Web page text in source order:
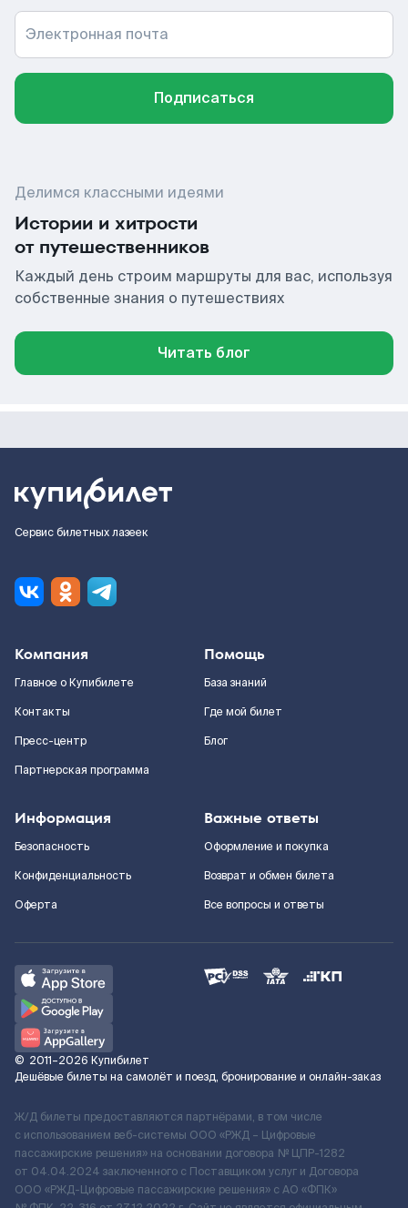
Электронная почта
Подписаться
Делимся классными идеями
Истории и хитрости
от путешественников
Каждый день строим маршруты для вас, используя
собственные знания о путешествиях
Читать блог
Сервис билетных лазеек
Компания
Главное о Купибилете
Контакты
Пресс-центр
Партнерская программа
Помощь
База знаний
Где мой билет
Блог
Информация
Безопасность
Конфиденциальность
Оферта
Важные ответы
Оформление и покупка
Возврат и обмен билета
Все вопросы и ответы
© 2011–2026 Купибилет
Дешёвые билеты на самолёт и поезд, бронирование и онлайн-заказ
Ж/Д билеты предоставляются партнёрами, в том числе
с использованием веб-системы ООО «РЖД – Цифровые
пассажирские решения» на основании договора № ЦПР-1282
от 04.04.2024 заключенного с Поставщиком услуг и Договора
ООО «РЖД-Цифровые пассажирские решения» c АО «ФПК»